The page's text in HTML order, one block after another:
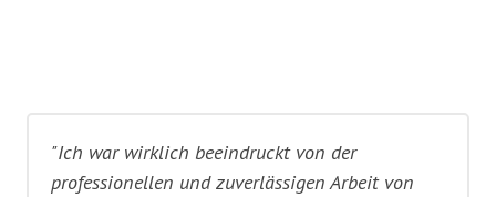
"Ich war wirklich beeindruckt von der
professionellen und zuverlässigen Arbeit von